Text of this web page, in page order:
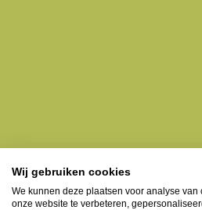
Wij gebruiken cookies
We kunnen deze plaatsen voor analyse
onze website te verbeteren,